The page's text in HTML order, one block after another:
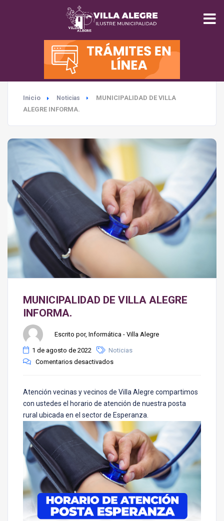
INICIO
MUNICIPALIDAD
SEGURIDAD
TURISMO
MEDIO AMBIENTE
Inicio Noticias
MUNICIPALIDAD DE VILLA
ALEGRE INFORMA.
MUNICIPALIDAD DE VILLA ALEGRE
INFORMA.
Escrito por, Informática - Villa Alegre
1 de agosto de 2022
Noticias
Comentarios desactivados
Atención vecinas y vecinos de Villa Alegre compartimos
con ustedes el horario de atención de nuestra posta
rural ubicada en el sector de Esperanza.